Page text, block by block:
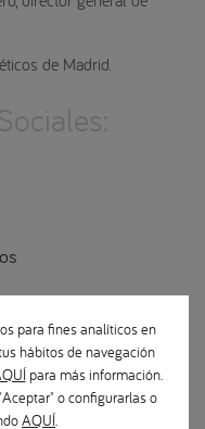
de Madrid.
para fines analíticos en
hábitos de navegación
para más información.
o configurarlas o
AQUÍ